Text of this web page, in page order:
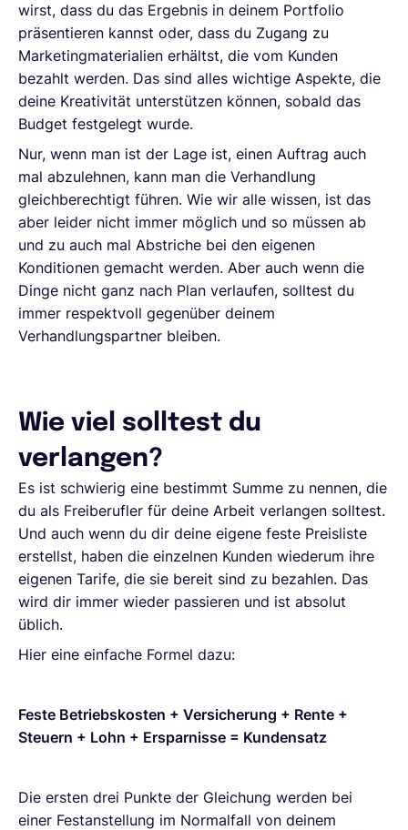
wirst, dass du das Ergebnis in deinem Portfolio
präsentieren kannst oder, dass du Zugang zu
Marketingmaterialien erhältst, die vom Kunden
bezahlt werden. Das sind alles wichtige Aspekte, die
deine Kreativität unterstützen können, sobald das
Budget festgelegt wurde.
Nur, wenn man ist der Lage ist, einen Auftrag auch
mal abzulehnen, kann man die Verhandlung
gleichberechtigt führen. Wie wir alle wissen, ist das
aber leider nicht immer möglich und so müssen ab
und zu auch mal Abstriche bei den eigenen
Konditionen gemacht werden. Aber auch wenn die
Dinge nicht ganz nach Plan verlaufen, solltest du
immer respektvoll gegenüber deinem
Verhandlungspartner bleiben.
Wie viel solltest du
verlangen?
Es ist schwierig eine bestimmt Summe zu nennen, die
du als Freiberufler für deine Arbeit verlangen solltest.
Und auch wenn du dir deine eigene feste Preisliste
erstellst, haben die einzelnen Kunden wiederum ihre
eigenen Tarife, die sie bereit sind zu bezahlen. Das
wird dir immer wieder passieren und ist absolut
üblich.
Hier eine einfache Formel dazu:
Feste Betriebskosten + Versicherung + Rente +
Steuern + Lohn + Ersparnisse = Kundensatz
Die ersten drei Punkte der Gleichung werden bei
einer Festanstellung im Normalfall von deinem